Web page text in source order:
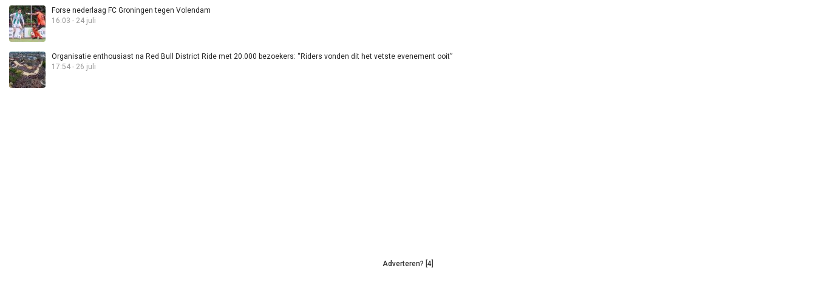
Forse nederlaag FC Groningen tegen Volendam
16:03 - 24 juli
Organisatie enthousiast na Red Bull District Ride met 20.000 bezoekers: “Riders vonden dit het vetste evenement ooit”
17:54 - 26 juli
Adverteren? [4]